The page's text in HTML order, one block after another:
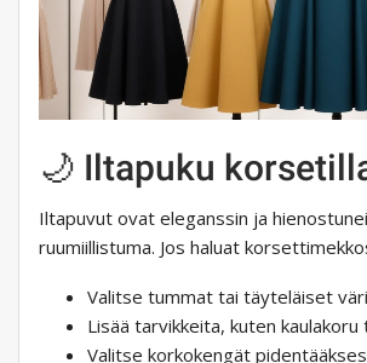
🌙 Iltapuku
Iltapuvut ovat eleganssin ja
ruumiillistuma. Jos haluat
Valitse tummat tai täyteläiset
Lisää tarvikkeita, kuten kaulakoru
Valitse korkokengät